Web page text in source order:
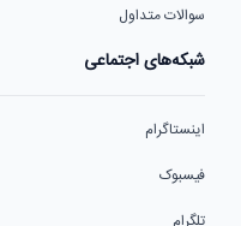
سوالات متداول
شبکه‌های اجتماعی
اینستاگرام
فیسبوک
تلگرام